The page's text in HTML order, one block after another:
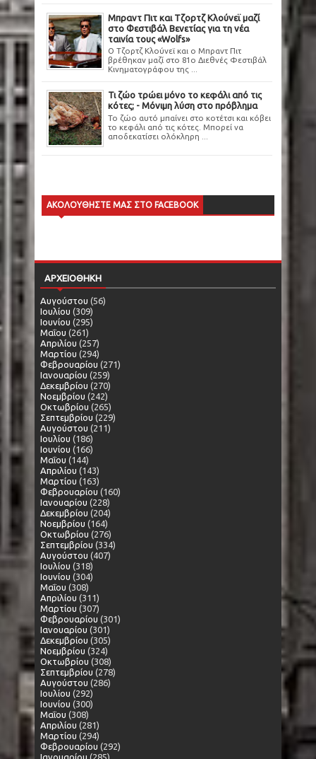
Μπραντ Πιτ και Τζορτζ Κλούνεϊ μαζί
στο Φεστιβάλ Βενετίας για τη νέα
ταινία τους «Wolfs»
Ο Τζορτζ Κλούνεϊ και ο Μπραντ Πιτ
βρέθηκαν μαζί στο 81ο Διεθνές Φεστιβάλ
Κινηματογράφου της ...
Τι ζώο τρώει μόνο το κεφάλι από τις
κότες; - Μόνιμη λύση στο πρόβλημα
Το ζώο αυτό μπαίνει στο κοτέτσι και κόβει
το κεφάλι από τις κότες. Μπορεί να
αποδεκατίσει ολόκληρη ...
ΑΚΟΛΟΥΘΗΣΤΕ ΜΑΣ ΣΤΟ FACEBOOK
ΑΡΧΕΙΟΘΗΚΗ
Αυγούστου (56)
Ιουλίου (309)
Ιουνίου (295)
Μαΐου (261)
Απριλίου (257)
Μαρτίου (294)
Φεβρουαρίου (271)
Ιανουαρίου (259)
Δεκεμβρίου (270)
Νοεμβρίου (242)
Οκτωβρίου (265)
Σεπτεμβρίου (229)
Αυγούστου (211)
Ιουλίου (186)
Ιουνίου (166)
Μαΐου (144)
Απριλίου (143)
Μαρτίου (163)
Φεβρουαρίου (160)
Ιανουαρίου (228)
Δεκεμβρίου (204)
Νοεμβρίου (164)
Οκτωβρίου (276)
Σεπτεμβρίου (334)
Αυγούστου (407)
Ιουλίου (318)
Ιουνίου (304)
Μαΐου (308)
Απριλίου (311)
Μαρτίου (307)
Φεβρουαρίου (301)
Ιανουαρίου (301)
Δεκεμβρίου (305)
Νοεμβρίου (324)
Οκτωβρίου (308)
Σεπτεμβρίου (278)
Αυγούστου (286)
Ιουλίου (292)
Ιουνίου (300)
Μαΐου (308)
Απριλίου (281)
Μαρτίου (294)
Φεβρουαρίου (292)